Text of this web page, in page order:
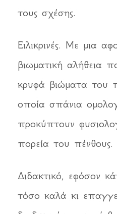
τους σχέσης.
Ειλικρινές. Με μια
βιωματική αλήθεια
κρυφά βιώματα του
οποία σπάνια
προκύπτουν
πορεία του πένθους.
Διδακτικό, εφόσον
τόσο καλά κι